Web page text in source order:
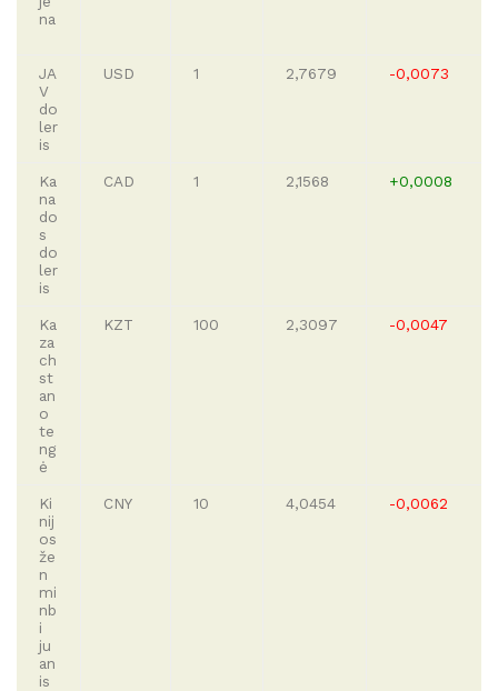
na
JA
V
do
ler
is
USD 1 2,7679 -0,0073
Ka
na
do
s
do
ler
is
CAD 1 2,1568 +0,0008
Ka
za
ch
st
an
o
te
ng
ė
KZT 100 2,3097 -0,0047
Ki
nij
os
že
n
mi
nb
i
ju
an
is
CNY 10 4,0454 -0,0062